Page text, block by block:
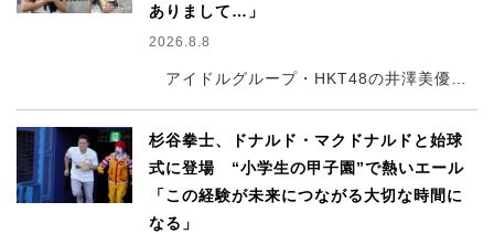
ありまして…」
2026.8.8
杉谷拳士、ドナルド・マクドナルドと始球
式に登場 “小学生の甲子園”で熱いエール
「この経験が未来につながる大切な時間に
なる」